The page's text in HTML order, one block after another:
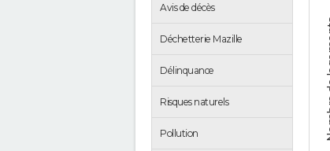
Avis de décès
Déchetterie Mazille
Délinquance
Risques naturels
Pollution